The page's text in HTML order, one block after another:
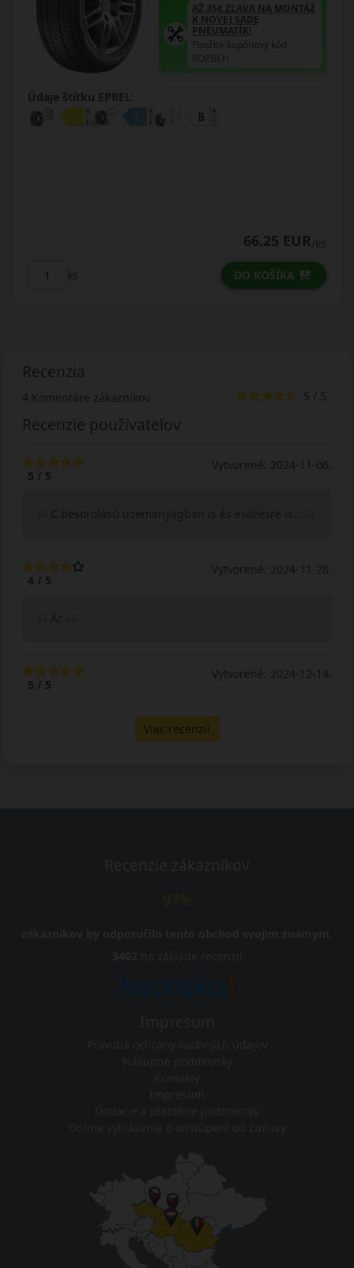
AŽ 35€ ZĽAVA NA MONTÁŽ
K NOVEJ SADE
PNEUMATÍK!
Použite kupónový kód
ROZBEH
Údaje štítku EPREL:
66.25 EUR/ks
ks DO KOŠÍKA
Recenzia
4 Komentáre zákazníkov 5 / 5
Recenzie používateľov
Vytvorené: 2024-11-06.
5 / 5
Vytvorené: 2024-11-28.
4 / 5
Vytvorené: 2024-12-14.
5 / 5
Viac recenzií